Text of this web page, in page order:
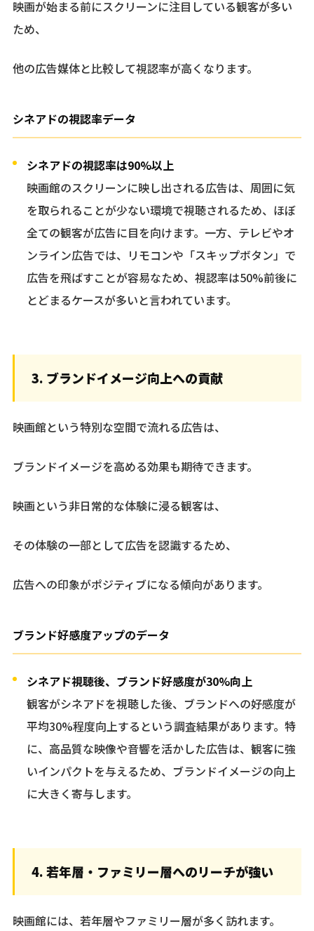
映画が始まる前にスクリーンに注目している観客が多い
ため、
他の広告媒体と比較して視認率が高くなります。
シネアドの視認率データ
シネアドの視認率は90%以上
映画館のスクリーンに映し出される広告は、周囲に気
を取られることが少ない環境で視聴されるため、ほぼ
全ての観客が広告に目を向けます。一方、テレビやオ
ンライン広告では、リモコンや「スキップボタン」で
広告を飛ばすことが容易なため、視認率は50%前後に
とどまるケースが多いと言われています。
3. ブランドイメージ向上への貢献
映画館という特別な空間で流れる広告は、
ブランドイメージを高める効果も期待できます。
映画という非日常的な体験に浸る観客は、
その体験の一部として広告を認識するため、
広告への印象がポジティブになる傾向があります。
ブランド好感度アップのデータ
シネアド視聴後、ブランド好感度が30%向上
観客がシネアドを視聴した後、ブランドへの好感度が
平均30%程度向上するという調査結果があります。特
に、高品質な映像や音響を活かした広告は、観客に強
いインパクトを与えるため、ブランドイメージの向上
に大きく寄与します。
4. 若年層・ファミリー層へのリーチが強い
映画館には、若年層やファミリー層が多く訪れます。